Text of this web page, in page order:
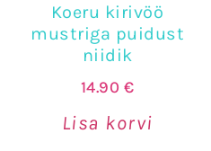
Koeru kirivöö
mustriga puidust
niidik
14.90 €
Lisa korvi